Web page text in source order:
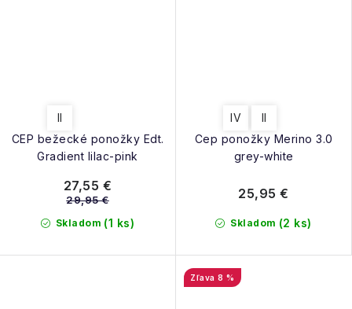
CEP bežecké ponožky Edt.
Gradient lilac-pink
II
Skladom (1 ks)
27,55 €
29,95 €
Cep ponožky Merino 3.0
grey-white
IV II
Skladom (2 ks)
25,95 €
8 %